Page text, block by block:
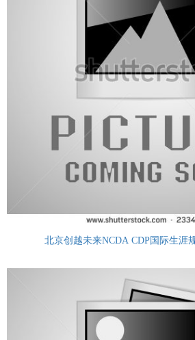
北京创越未来NCDA CDP国际生涯